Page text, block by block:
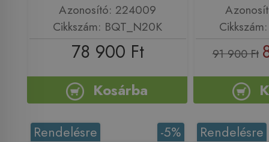
Azonosító: 224009
Cikkszám: BQT_N20K
78 900 Ft
Kosárba
91 900 Ft
-5%
Rendelésre Rendelésre